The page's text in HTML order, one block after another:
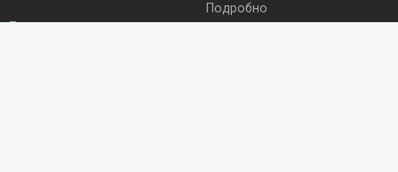
Происшествия
Подробно